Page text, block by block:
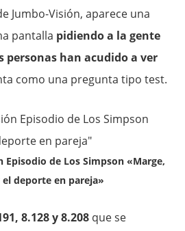
Jumbo-Visión, aparece una
pantalla pidiendo a la gente
personas han acudido a ver
como una pregunta tipo test.
Episodio de Los Simpson «Marge,
deporte en pareja»
8.128 y 8.208 que se